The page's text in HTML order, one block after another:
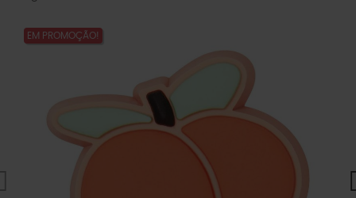
EM PROMOÇÃO!